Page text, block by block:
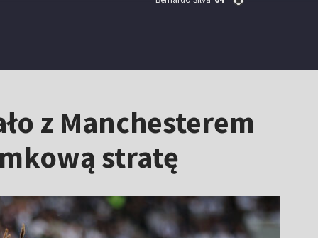
z Manchesterem
stratę